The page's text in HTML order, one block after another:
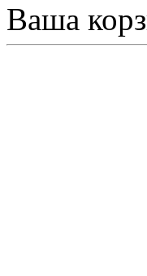
Ваша